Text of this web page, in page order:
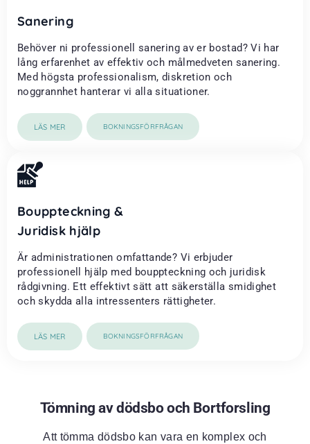
Sanering
Behöver ni professionell sanering av er bostad? Vi har
lång erfarenhet av effektiv och målmedveten sanering.
Med högsta professionalism, diskretion och
noggrannhet hanterar vi alla situationer.
LÄS MER BOKNINGSFÖRFRÅGAN
Bouppteckning &
Juridisk hjälp
Är administrationen omfattande? Vi erbjuder
professionell hjälp med bouppteckning och juridisk
rådgivning. Ett effektivt sätt att säkerställa smidighet
och skydda alla intressenters rättigheter.
LÄS MER BOKNINGSFÖRFRÅGAN
Tömning av dödsbo och Bortforsling
Att tömma dödsbo kan vara en komplex och